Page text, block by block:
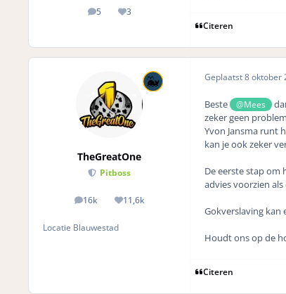
5
posts 3
Reputation
Citeren
TheGreatOne
Pitboss
16k
posts 11,6k
Reputation
Locatie Blauwestad
Geplaatst8 oktober
Beste @Mees
zeker geen
Yvon Jansma runt
kan je ook zeker
De eerste stap om
advies voorzien
Gokverslaving kan
Houdt ons op de
Citeren